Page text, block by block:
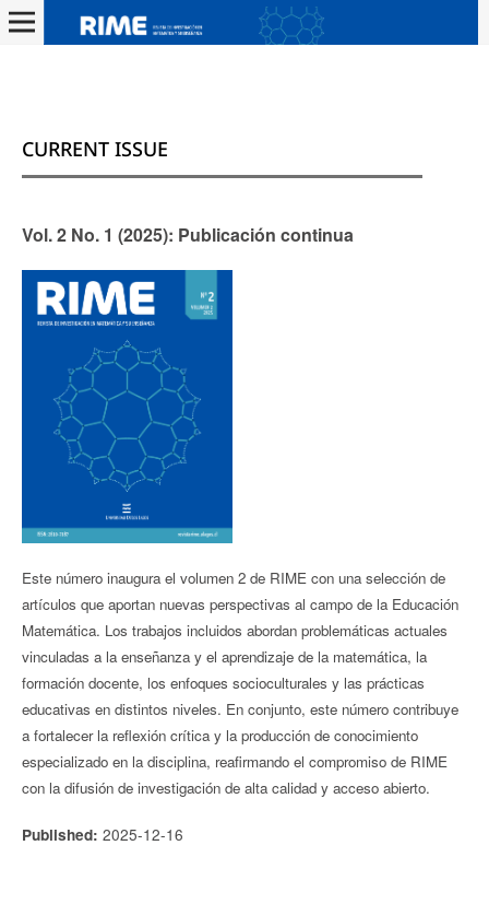
CURRENT ISSUE
Vol. 2 No. 1 (2025): Publicación continua
Este número inaugura el volumen 2 de RIME con una selección de
artículos que aportan nuevas perspectivas al campo de la Educación
Matemática. Los trabajos incluidos abordan problemáticas actuales
vinculadas a la enseñanza y el aprendizaje de la matemática, la
formación docente, los enfoques socioculturales y las prácticas
educativas en distintos niveles. En conjunto, este número contribuye
a fortalecer la reflexión crítica y la producción de conocimiento
especializado en la disciplina, reafirmando el compromiso de RIME
con la difusión de investigación de alta calidad y acceso abierto.
Published: 2025-12-16